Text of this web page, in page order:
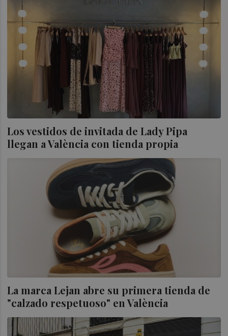
Los vestidos de invitada de Lady Pipa
llegan a València con tienda propia
La marca Lejan abre su primera tienda de
"calzado respetuoso" en València